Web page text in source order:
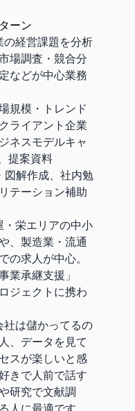
ーン
の経営課題を分析
場調査・競合分
などが中心業務
規模・トレンド
ライアント企業
ネスモデルキャ
提案資料
図解作成、社内勉
テーション補助
・栄エリアの中小
、製造業・流通
の求人が中心。
業承継支援」
ジェクトに携わ
社は儲かってるの
、データを見て
スが楽しいと感
きで人前で話す
研究で文献調